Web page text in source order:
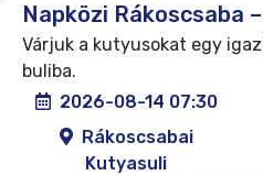
Napközi Rákoscsaba
Várjuk a kutyusokat egy
buliba.
2026-08-14 07:30
Rákoscsabai
Kutyasuli